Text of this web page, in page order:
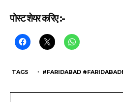
पोस्ट शेयर करिए :-
TAGS ・ #FARIDABAD